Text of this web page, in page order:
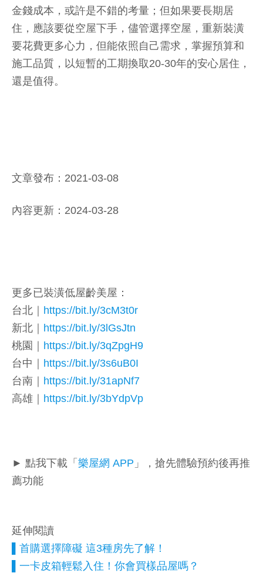
金錢成本，或許是不錯的考量；但如果要長期居
住，應該要從空屋下手，儘管選擇空屋，重新裝潢
要花費更多心力，但能依照自己需求，掌握預算和
施工品質，以短暫的工期換取20-30年的安心居住，
還是值得。
文章發布：2021-03-08
內容更新：2024-03-28
更多已裝潢低屋齡美屋：
台北｜ https://bit.ly/3cM3t0r
新北｜ https://bit.ly/3lGsJtn
桃園｜ https://bit.ly/3qZpgH9
台中｜ https://bit.ly/3s6uB0I
台南｜ https://bit.ly/31apNf7
高雄｜ https://bit.ly/3bYdpVp
► 點我下載「 樂屋網 APP 」，搶先體驗預約後再推
薦功能
延伸閱讀
▌首購選擇障礙 這3種房先了解！
▌一卡皮箱輕鬆入住！你會買樣品屋嗎？